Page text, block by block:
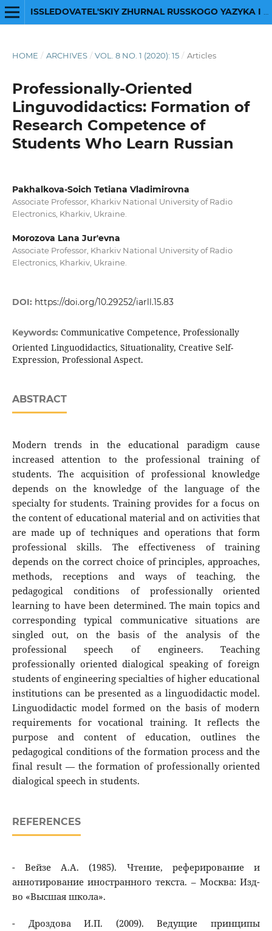
HOME / ARCHIVES / VOL. 8 NO. 1 (2020): 15 / Articles
Professionally-Oriented
Linguvodidactics: Formation of
Research Competence of
Students Who Learn Russian
Pakhalkova-Soich Tetiana Vladimirovna
Associate Professor, Kharkiv National University of Radio
Electronics, Kharkiv, Ukraine.
Morozova Lana Jur'evna
Associate Professor, Kharkiv National University of Radio
Electronics, Kharkiv, Ukraine.
DOI: https://doi.org/10.29252/iarll.15.83
Keywords: Communicative Competence, Professionally
Oriented Linguodidactics, Situationality, Creative Self-
Expression, Professional Aspect.
ABSTRACT
Modern trends in the educational paradigm cause
increased attention to the professional training of
students. The acquisition of professional knowledge
depends on the knowledge of the language of the
specialty for students. Training provides for a focus on
the content of educational material and on activities that
are made up of techniques and operations that form
professional skills. The effectiveness of training
depends on the correct choice of principles, approaches,
methods, receptions and ways of teaching, the
pedagogical conditions of professionally oriented
learning to have been determined. The main topics and
corresponding typical communicative situations are
singled out, on the basis of the analysis of the
professional speech of engineers. Teaching
professionally oriented dialogical speaking of foreign
students of engineering specialties of higher educational
institutions can be presented as a linguodidactic model.
Linguodidactic model formed on the basis of modern
requirements for vocational training. It reflects the
purpose and content of education, outlines the
pedagogical conditions of the formation process and the
final result — the formation of professionally oriented
dialogical speech in students.
REFERENCES
- Вейзе А.А. (1985). Чтение, реферирование и
аннотирование иностранного текста. – Москва: Изд-
во «Высшая школа».
- Дроздова И.П. (2009). Ведущие принципы